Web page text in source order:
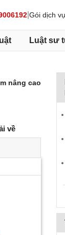
Gói dịch
Luật sư
nâng cao
về